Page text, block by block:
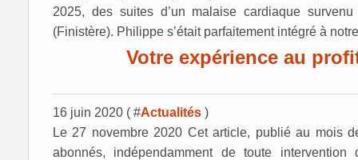
2025, des suites d’un malaise cardiaque
(Finistère). Philippe s’était parfaitement intégré à
Votre expérience au
16 juin 2020 ( #Actualités )
Le 27 novembre 2020 Cet article, publié au mois
abonnés, indépendamment de toute